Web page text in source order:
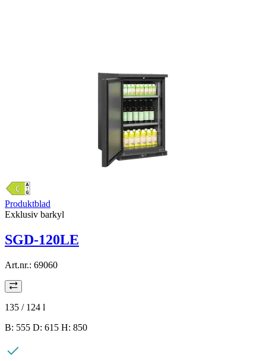
Produktblad
Exklusiv barkyl
SGD-120LE
Art.nr.: 69060
135 / 124 l
B: 555 D: 615 H: 850